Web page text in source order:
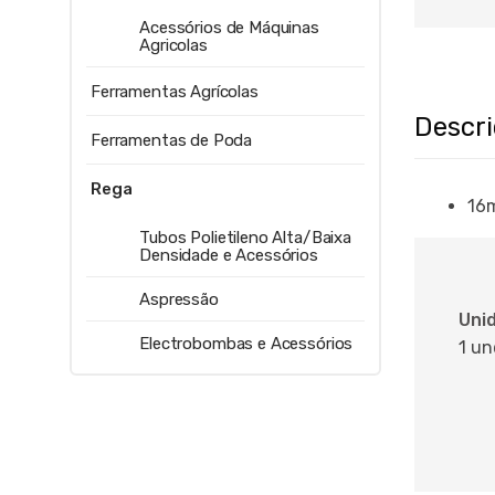
1
Acessórios de Máquinas
Agricolas
Ferramentas Agrícolas
Ferramentas de Poda
Rega
Tubos Polietileno Alta/Baixa
Densidade e Acessórios
Aspressão
Electrobombas e Acessórios